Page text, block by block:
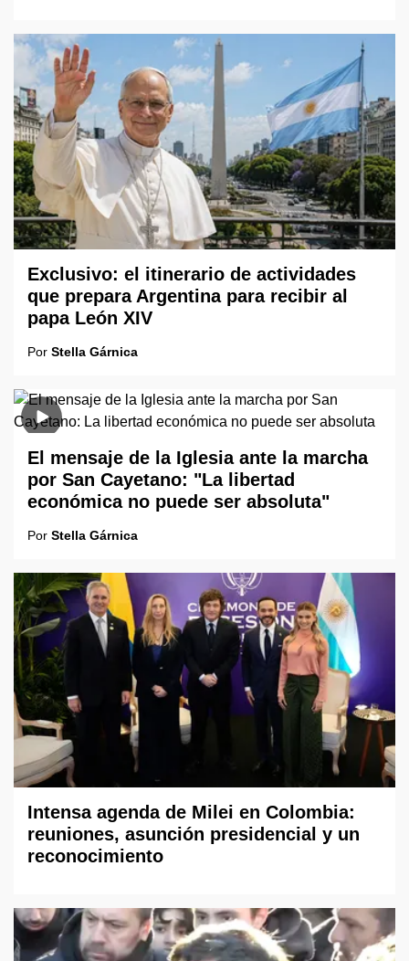
Exclusivo: el itinerario de actividades
que prepara Argentina para recibir al
papa León XIV
Por Stella Gárnica
El mensaje de la Iglesia ante la marcha
por San Cayetano: "La libertad
económica no puede ser absoluta"
Por Stella Gárnica
Intensa agenda de Milei en Colombia:
reuniones, asunción presidencial y un
reconocimiento